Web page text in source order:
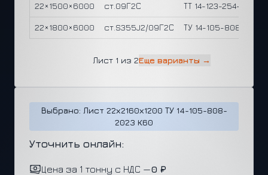
22×1500×6000 ст.09Г2С ТТ 14-123-254-2019
22×1800×6000 ст.S355J2/09Г2С ТУ 14-105-808-2023
Лист 1 из 2Еще варианты →
Выбрано: Лист 22х2160х1200 ТУ 14-105-808-
2023 К60
Уточнить онлайн:
Цена за 1 тонну с НДС —0 ₽